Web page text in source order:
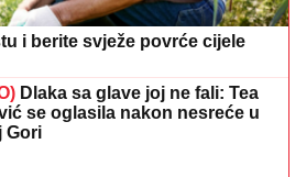
i berite svježe povrće cijele
Dlaka sa glave joj ne fali: Tea
se oglasila nakon nesreće u
Gori